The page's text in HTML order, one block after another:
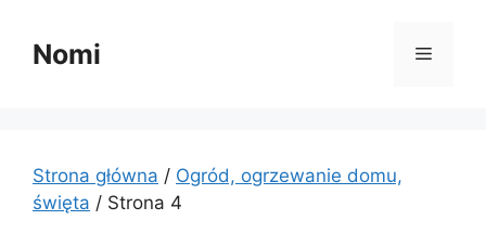
treściNomi Menu
Strona główna / Ogród, ogrzewanie domu,
święta / Strona 4